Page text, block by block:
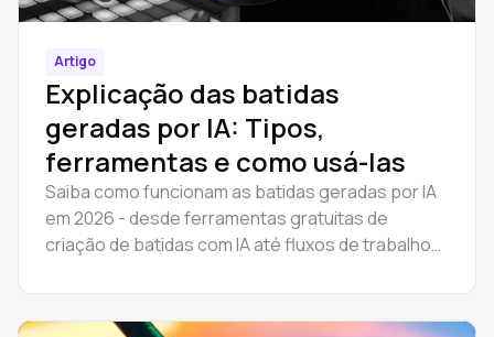
Artigo
Explicação das batidas
geradas por IA: Tipos,
ferramentas e como usá-las
Saiba como funcionam as batidas geradas por IA
em 2026 - desde ferramentas gratuitas de
criação de batidas com IA até fluxos de trabalho
Guia passo-a-passo.